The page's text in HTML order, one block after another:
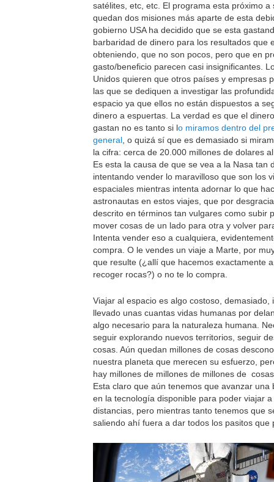
satélites, etc, etc. El programa esta próximo a
quedan dos misiones más aparte de esta
gobierno USA ha decidido que se esta
barbaridad de dinero para los resultados que
obteniendo, que no son pocos, pero que en
gasto/beneficio parecen casi insignificantes.
Unidos quieren que otros países y empresas
las que se dediquen a investigar las
espacio ya que ellos no están dispuestos a
dinero a espuertas. La verdad es que el
gastan no es tanto si lo miramos dentro del
general , o quizá sí que es demasiado si
la cifra: cerca de 20.000 millones de dolares
Es esta la causa de que se vea a la Nasa tan
intentando vender lo maravilloso que son los
espaciales mientras intenta adornar lo que
astronautas en estos viajes, que por
descrito en términos tan vulgares como subir
mover cosas de un lado para otra y volver
Intenta vender eso a cualquiera,
compra. O le vendes un viaje a Marte, por
que resulte (¿allí que hacemos exactamente
recoger rocas?) o no te lo compra.
Viajar al espacio es algo costoso, demasiado,
llevado unas cuantas vidas humanas por
algo necesario para la naturaleza humana.
seguir explorando nuevos territorios, seguir
cosas. Aún quedan millones de cosas
nuestra planeta que merecen su esfuerzo,
hay millones de millones de millones de
Esta claro que aún tenemos que avanzar una
en la tecnología disponible para poder viajar
distancias, pero mientras tanto tenemos que
saliendo ahí fuera a dar todos los pasitos que